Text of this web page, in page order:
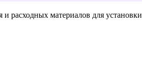
расходных материалов для установки